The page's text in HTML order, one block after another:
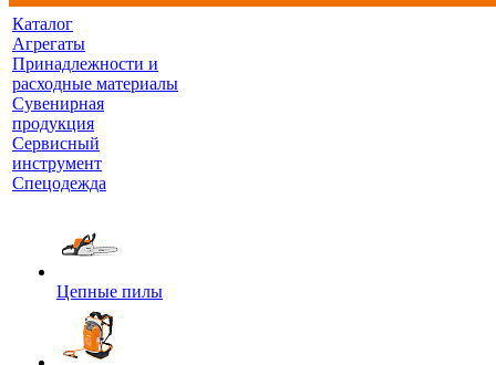
Каталог
Агрегаты
Принадлежности и
расходные материалы
Сувенирная
продукция
Сервисный
инструмент
Спецодежда
Цепные пилы